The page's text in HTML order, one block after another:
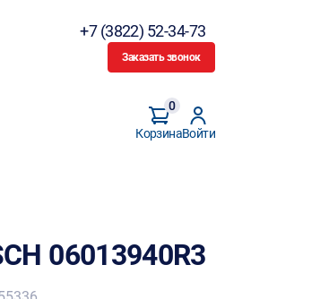
+7 (3822) 52-34-73
Заказать звонок
Корзина
0
Войти
06013940R3